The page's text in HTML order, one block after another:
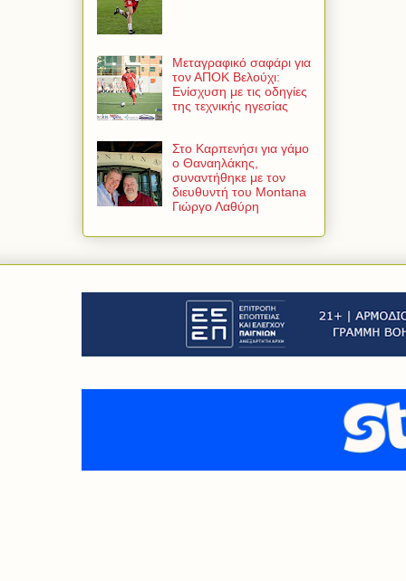
Μεταγραφικό σαφάρι για
τον ΑΠΟΚ Βελούχι:
Ενίσχυση με τις οδηγίες
της τεχνικής ηγεσίας
Στο Καρπενήσι για γάμο
ο Θαναηλάκης,
συναντήθηκε με τον
διευθυντή του Montana
Γιώργο Λαθύρη